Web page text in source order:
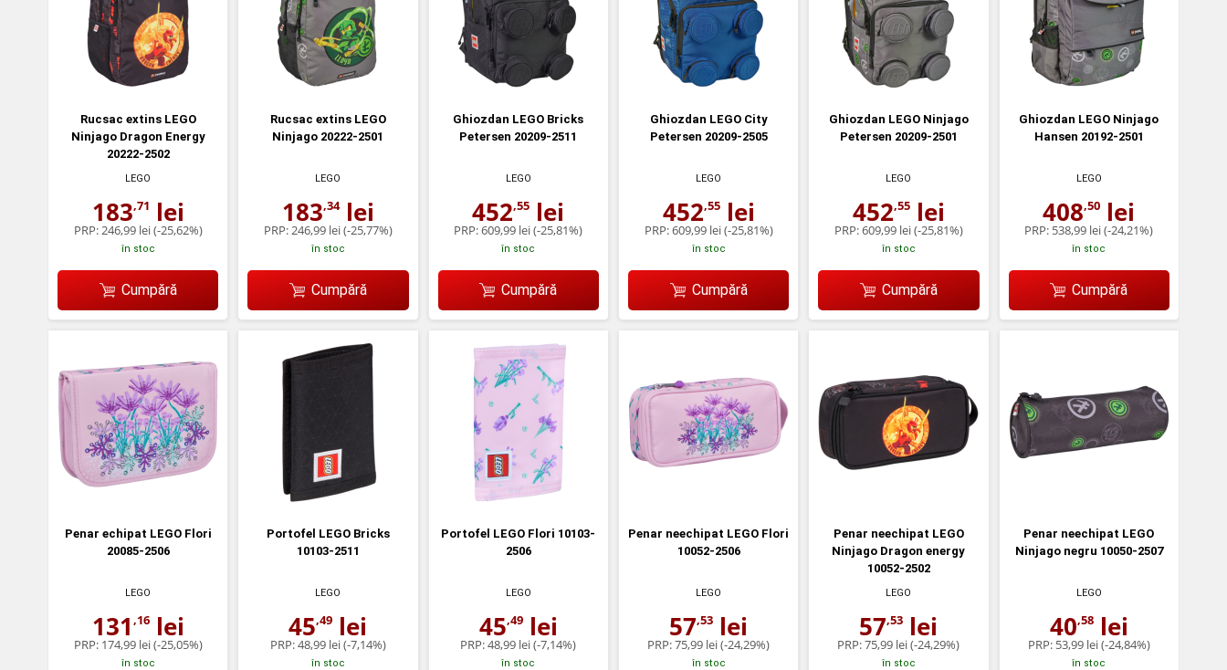
Rucsac extins LEGO
Ninjago Dragon Energy
20222-2502
LEGO
183,71 lei
PRP: 246,99 lei(-25,62%)
în stoc
Cumpără
Rucsac extins LEGO
Ninjago 20222-2501
LEGO
183,34lei
PRP: 246,99 lei(-25,77%)
în stoc
Cumpără
Ghiozdan LEGO Bricks
Petersen 20209-2511
LEGO
452,55 lei
PRP:609,99 lei(-25,81%)
în stoc
Cumpără
Ghiozdan LEGO City
Petersen 20209-2505
LEGO
452,55lei
PRP:609,99 lei(-25,81%)
în stoc
Cumpără
Ghiozdan LEGO Ninjago
Petersen 20209-2501
LEGO
452,55lei
PRP:609,99 lei(-25,81%)
în stoc
Cumpără
Ghiozdan LEGO Ninjago
Hansen 20192-2501
LEGO
408,50 lei
PRP: 538,99 lei(-24,21%)
în stoc
Cumpără
Penar echipat LEGO Flori
20085-2506
LEGO
131 ,16lei
PRP: 174,99 lei(-25,05%)
în stoc
Portofel LEGO Bricks
10103-2511
LEGO
45,49 lei
PRP:48,99 lei(-7,14%)
în stoc
Portofel LEGO Flori 10103-
2506
LEGO
45,49lei
PRP:48,99 lei(-7,14%)
în stoc
Penar neechipat LEGO Flori
10052-2506
LEGO
57,53 lei
PRP:75,99 lei(-24,29%)
în stoc
Penar neechipat LEGO
Ninjago Dragon energy
10052-2502
LEGO
57,53 lei
PRP:75,99 lei(-24,29%)
în stoc
Penar neechipat LEGO
Ninjago negru 10050-2507
LEGO
40,58lei
PRP: 53,99 lei(-24,84%)
în stoc